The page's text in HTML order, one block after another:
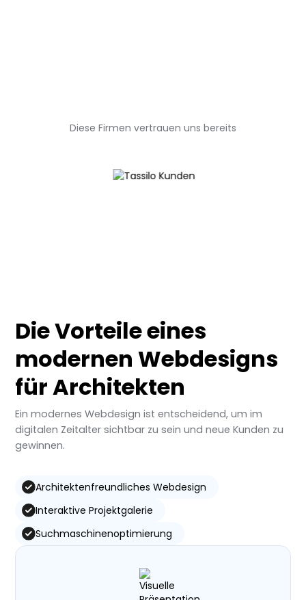
Diese Firmen vertrauen uns bereits
Die Vorteile eines
modernen Webdesigns
für Architekten
Ein modernes Webdesign ist entscheidend, um im
digitalen Zeitalter sichtbar zu sein und neue Kunden zu
gewinnen.
Architektenfreundliches Webdesign
Interaktive Projektgalerie
Suchmaschinenoptimierung